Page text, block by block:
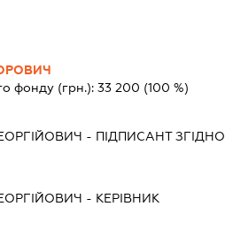
фонду (грн.):33 200 (100 %)
- ПІДПИСАНТЗГІДНО
- КЕРІВНИК